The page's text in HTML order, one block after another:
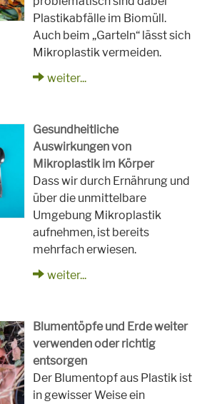
Plastikabfälle im Biomüll.
Auch beim „Garteln“ lässt sich
Mikroplastik vermeiden.
weiter...
Gesundheitliche
Auswirkungen von
Mikroplastik im Körper
Dass wir durch Ernährung und
über die unmittelbare
Umgebung Mikroplastik
aufnehmen, ist bereits
mehrfach erwiesen.
weiter...
Blumentöpfe und Erde weiter
verwenden oder richtig
entsorgen
Der Blumentopf aus Plastik ist
in gewisser Weise ein